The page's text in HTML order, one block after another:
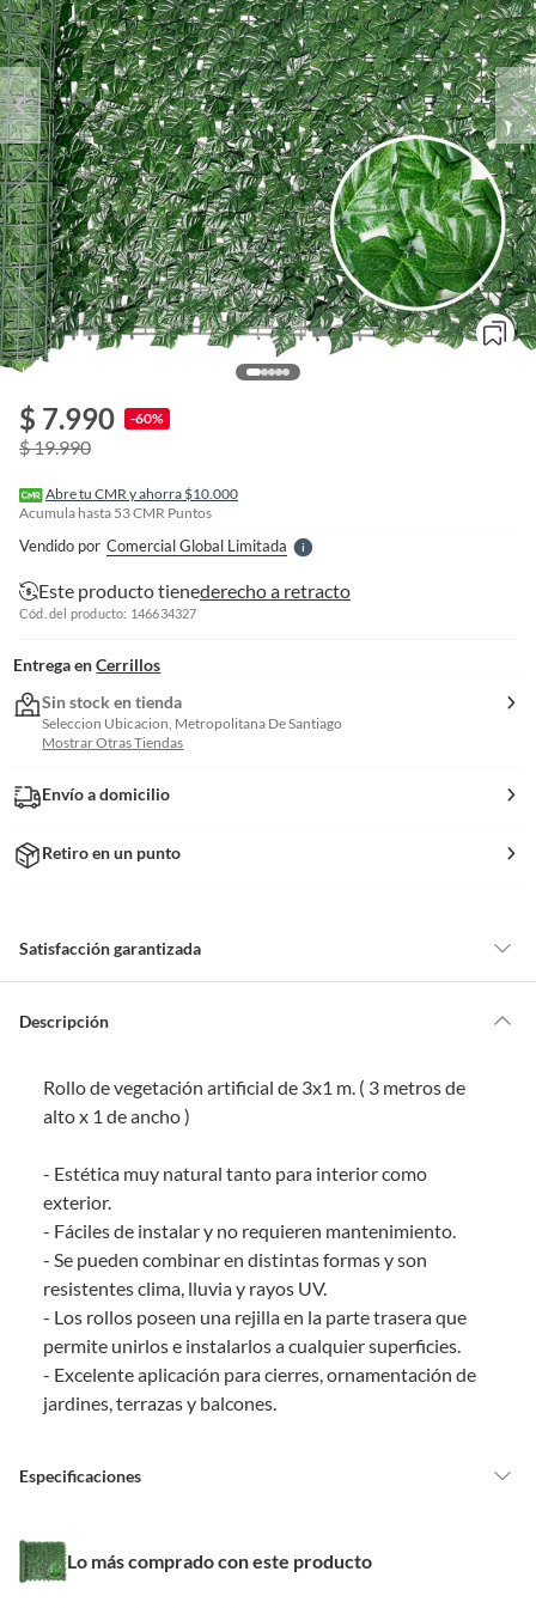
$ 7.990 -60%
$ 19.990
Abre tu CMR y ahorra $10.000
Acumula hasta 53CMR Puntos
Vendido por Comercial Global LimitadaS
o
Este producto tienederecho a retracto
Cód. del producto: 146634327
Entrega en Cerrillos
Sin stock en tienda
Seleccion Ubicacion, Metropolitana De Santiago
Mostrar Otras Tiendas
Envío a domicilio
Retiro en un punto
Satisfacción garantizada
de la compra.
comprado por internet y que hay ciertas categorías que no tienen este
derecho:
puedan deteriorarse o caducar con rapidez.
Confeccionados a la medida.
De uso personal.
En sodimac.cl te damos30 días desde que recibes el producto
estar en perfecto estado, con todas sus etiquetas y sin uso, tal como te lo
entregamos.
Productos digitales que se entregan a través de una descarga
electrónica, por ejemplo, cupones de experiencia o programas
para el computador.
Productos que han sido informados como imperfectos, usados,
un precio reducido.
Alimentos, bebidas, medicamentos, suplementos alimenticios,
Descripción
Rollo de vegetación artificial de 3x1 m. ( 3 metros de
alto x 1 de ancho )
- Estética muy natural tanto para interior como
exterior.
- Fáciles de instalar y no requieren mantenimiento.
- Se pueden combinar en distintas formas y son
resistentes clima, lluvia y rayos UV.
- Los rollos poseen una rejilla en la parte trasera que
permite unirlos e instalarlos a cualquier superficies.
- Excelente aplicación para cierres, ornamentación de
jardines, terrazas y balcones.
Especificaciones
País de origen
Lo más comprado con este producto